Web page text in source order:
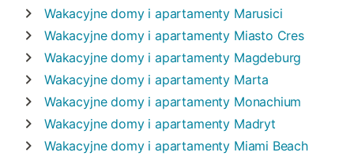
Wakacyjne domy i apartamenty Marusici
Wakacyjne domy i apartamenty Miasto Cres
Wakacyjne domy i apartamenty Magdeburg
Wakacyjne domy i apartamenty Marta
Wakacyjne domy i apartamenty Monachium
Wakacyjne domy i apartamenty Madryt
Wakacyjne domy i apartamenty Miami Beach